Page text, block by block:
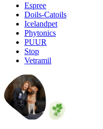
Espree
Doils-Catoils
Icelandpet
Phytonics
PUUR
Stop
Vetramil